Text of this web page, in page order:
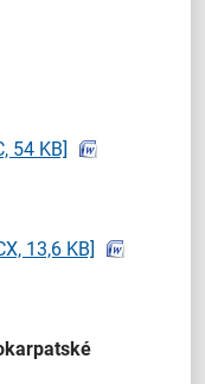
54 KB]
13,6 KB]